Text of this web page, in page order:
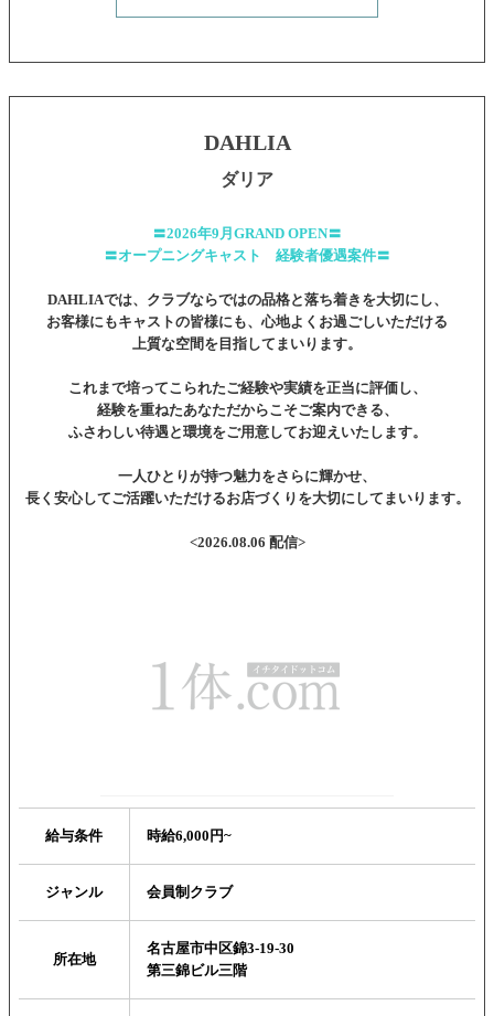
DAHLIA
ダリア
〓2026年9月GRAND OPEN〓
〓オープニングキャスト 経験者優遇案件〓
DAHLIAでは、クラブならではの品格と落ち着きを大切にし、
お客様にもキャストの皆様にも、心地よくお過ごしいただける
上質な空間を目指してまいります。
これまで培ってこられたご経験や実績を正当に評価し、
経験を重ねたあなただからこそご案内できる、
ふさわしい待遇と環境をご用意してお迎えいたします。
一人ひとりが持つ魅力をさらに輝かせ、
長く安心してご活躍いただけるお店づくりを大切にしてまいります。
<2026.08.06 配信>
給与条件 時給6,000円~
ジャンル 会員制クラブ
所在地
名古屋市中区錦3-19-30
第三錦ビル三階